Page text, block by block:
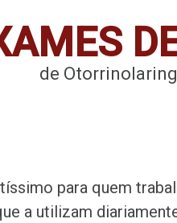
de
para quem
a utilizam